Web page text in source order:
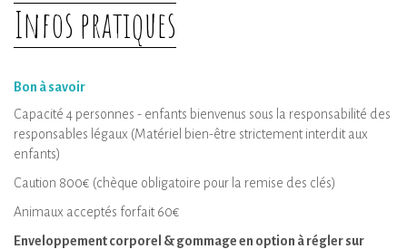
Infos pratiques
Bon à savoir
Capacité 4 personnes - enfants bienvenus sous la responsabilité des
responsables légaux (Matériel bien-être strictement interdit aux
enfants)
Caution 800€ (chèque obligatoire pour la remise des clés)
Animaux acceptés forfait 60€
Enveloppement corporel & gommage en option à régler sur